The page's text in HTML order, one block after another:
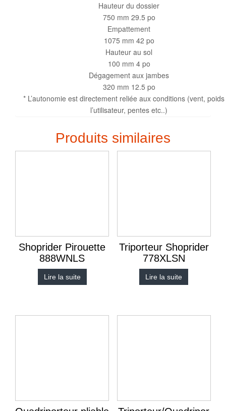
Hauteur du dossier
750 mm 29.5 po
Empattement
1075 mm 42 po
Hauteur au sol
100 mm 4 po
Dégagement aux jambes
320 mm 12.5 po
* L’autonomie est directement reliée aux conditions (vent,
l’utilisateur, pentes etc..)
Produits similaires
Shoprider Pirouette
888WNLS
Lire la suite
Triporteur Shoprider
778XLSN
Lire la suite